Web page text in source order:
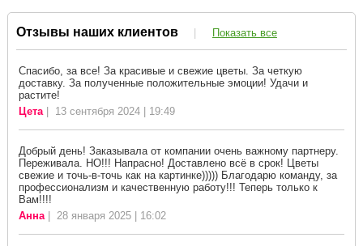
Отзывы наших клиентов | Показать все
Спасибо, за все! За красивые и свежие цветы. За четкую
доставку. За полученные положительные эмоции! Удачи и
растите!
Цета| 13 сентября 2024 | 19:49
Добрый день! Заказывала от компании очень важному партнеру.
Переживала. НО!!! Напрасно! Доставлено всё в срок! Цветы
свежие и точь-в-точь как на картинке))))) Благодарю команду, за
профессионализм и качественную работу!!! Теперь только к
Вам!!!!
Анна| 28 января 2025 | 16:02